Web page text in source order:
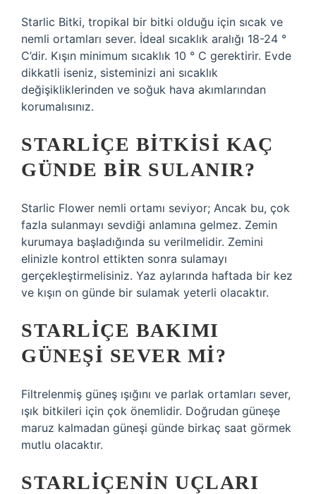
Starlic Bitki, tropikal bir bitki olduğu için sıcak ve
nemli ortamları sever. İdeal sıcaklık aralığı 18-24 °
C’dir. Kışın minimum sıcaklık 10 ° C gerektirir. Evde
dikkatli iseniz, sisteminizi ani sıcaklık
değişikliklerinden ve soğuk hava akımlarından
korumalısınız.
STARLIÇE BITKISI KAÇ
GÜNDE BIR SULANIR?
Starlic Flower nemli ortamı seviyor; Ancak bu, çok
fazla sulanmayı sevdiği anlamına gelmez. Zemin
kurumaya başladığında su verilmelidir. Zemini
elinizle kontrol ettikten sonra sulamayı
gerçekleştirmelisiniz. Yaz aylarında haftada bir kez
ve kışın on günde bir sulamak yeterli olacaktır.
STARLIÇE BAKIMI
GÜNEŞI SEVER MI?
Filtrelenmiş güneş ışığını ve parlak ortamları sever,
ışık bitkileri için çok önemlidir. Doğrudan güneşe
maruz kalmadan güneşi günde birkaç saat görmek
mutlu olacaktır.
STARLIÇENIN UÇLARI